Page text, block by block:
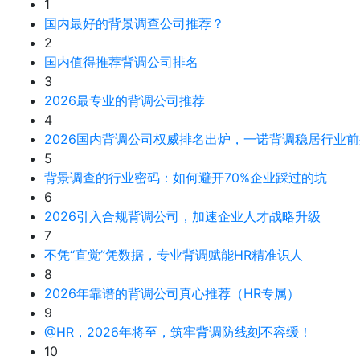
1
国内最好的背景调查公司推荐？
2
国内值得推荐背调公司排名
3
2026最专业的背调公司推荐
4
2026国内背调公司权威排名出炉，一诺背调稳居行业
5
背景调查的行业密码：如何避开70%企业踩过的坑
6
2026引入合规背调公司，加速企业人才战略升级
7
不凭“直觉”凭数据，专业背调赋能HR精准识人
8
2026年靠谱的背调公司真心推荐（HR专属）
9
@HR，2026年将至，筑牢背调防线刻不容缓！
10